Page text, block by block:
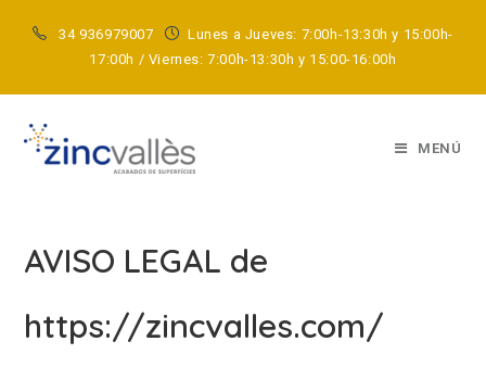
34 936979007
Lunes a Jueves: 7:00h-13:30h y 15:00h-
17:00h / Viernes: 7:00h-13:30h y 15:00-16:00h
MENÚ
AVISO LEGAL
AVISO LEGAL de
https://zincvalles.com/